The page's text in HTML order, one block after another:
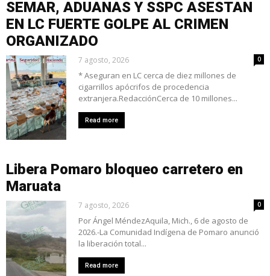
SEMAR, ADUANAS Y SSPC ASESTAN
EN LC FUERTE GOLPE AL CRIMEN
ORGANIZADO
7 agosto, 2026 0
* Aseguran en LC cerca de diez millones de
cigarrillos apócrifos de procedencia
extranjera.RedacciónCerca de 10 millones...
Read more
Libera Pomaro bloqueo carretero en
Maruata
7 agosto, 2026 0
Por Ángel MéndezAquila, Mich., 6 de agosto de
2026.-La Comunidad Indígena de Pomaro anunció
la liberación total...
Read more